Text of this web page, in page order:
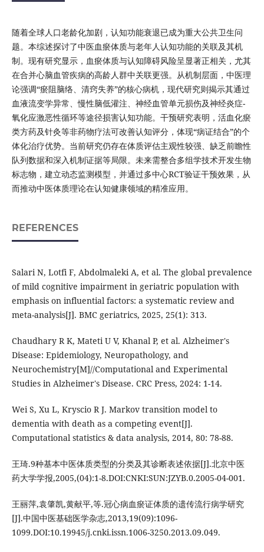
随着全球人口老龄化加剧，认知功能衰退已成为重大公共卫生问
题。本综述探讨了中医血瘀体质与老年人认知功能的关联及其机
制。现有研究显示，血瘀体质与认知障碍风险呈显著正相关，尤其
在合并心脑血管疾病的高龄人群中关联更强。从机制层面，中医理
论强调“瘀阻脑络、清窍失养”的核心病机，现代研究则揭示其通过
血液流变学异常、慢性脑低灌注、神经血管单元损伤及神经炎症-
氧化应激恶性循环等途径损害认知功能。干预研究表明，活血化瘀
类方药及针灸等非药物疗法可改善认知评分，体现“病证结合”的个
体化治疗优势。当前研究仍存在体质评估主观性较强、缺乏前瞻性
队列数据和深入机制证据等局限。未来需整合多组学技术开发生物
标志物，建立动态监测模型，并通过多中心RCT验证干预效果，从
而推动中医体质理论在认知健康领域的精准应用。
REFERENCES
Salari N, Lotfi F, Abdolmaleki A, et al. The global prevalence
of mild cognitive impairment in geriatric population with
emphasis on influential factors: a systematic review and
meta-analysis[J]. BMC geriatrics, 2025, 25(1): 313.
Chaudhary R K, Mateti U V, Khanal P, et al. Alzheimer's
Disease: Epidemiology, Neuropathology, and
Neurochemistry[M]//Computational and Experimental
Studies in Alzheimer's Disease. CRC Press, 2024: 1-14.
Wei S, Xu L, Kryscio R J. Markov transition model to
dementia with death as a competing event[J].
Computational statistics & data analysis, 2014, 80: 78-88.
王琦.9种基本中医体质类型的分类及其诊断表述依据[J].北京中医
药大学学报,2005,(04):1-8.DOI:CNKI:SUN:JZYB.0.2005-04-001.
王丽萍,袁肇凯,黄献平,等.冠心病血瘀证体质的遗传流行病学研究
[J].中国中医基础医学杂志,2013,19(09):1096-
1099.DOI:10.19945/j.cnki.issn.1006-3250.2013.09.049.